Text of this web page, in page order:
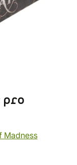
pro
Madness